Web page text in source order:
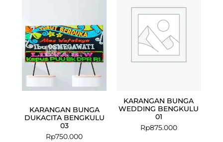
KARANGAN BUNGA
DUKACITA BENGKULU
03
Rp750.000
KARANGAN BUNGA
WEDDING BENGKULU
01
Rp875.000